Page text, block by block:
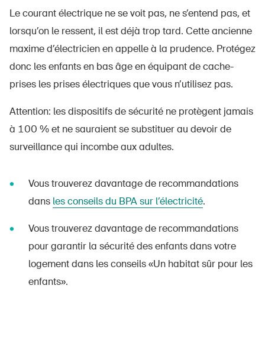
Le courant électrique ne se voit pas, ne s’entend pas, et
lorsqu’on le ressent, il est déjà trop tard. Cette ancienne
maxime d’électricien en appelle à la prudence. Protégez
donc les enfants en bas âge en équipant de cache-
prises les prises électriques que vous n’utilisez pas.
Attention: les dispositifs de sécurité ne protègent jamais
à 100 % et ne sauraient se substituer au devoir de
surveillance qui incombe aux adultes.
Vous trouverez davantage de recommandations
dans les conseils du BPA sur l’électricité.
Vous trouverez davantage de recommandations
pour garantir la sécurité des enfants dans votre
logement dans les conseils «Un habitat sûr pour les
enfants».